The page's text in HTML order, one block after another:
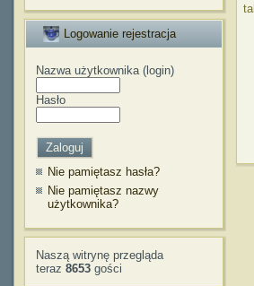
Logowanie rejestracja
Nazwa użytkownika (login)
Hasło
Nie pamiętasz hasła?
Nie pamiętasz nazwy
użytkownika?
Naszą witrynę przegląda
teraz 8653 gości